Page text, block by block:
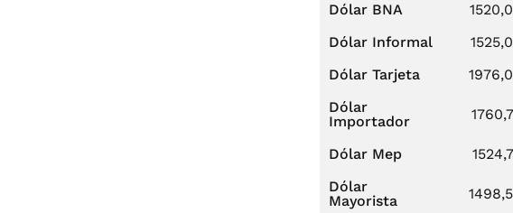
Dólar BNA
Dólar Informal
Dólar Tarjeta
Dólar
Importador
Dólar Mep
Dólar
Mayorista